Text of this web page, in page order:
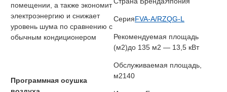
помещении, а также экономит
электроэнергию и снижает
уровень шума по сравнению с
обычным кондиционером
Программная осушка
СерияFVA-A/RZQG-L
Рекомендуемая площадь
(м2)до 135 м2 — 13,5 кВт
Обслуживаемая площадь,
м2140